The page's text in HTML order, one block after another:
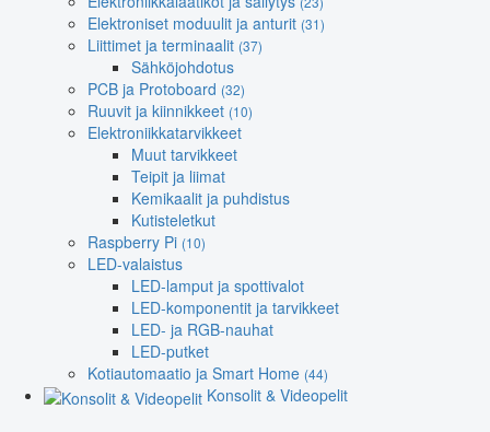
Elektroniset moduulit ja anturit (31)
Liittimet ja terminaalit (37)
Sähköjohdotus
PCB ja Protoboard (32)
Ruuvit ja kiinnikkeet (10)
Elektroniikkatarvikkeet
Muut tarvikkeet
Teipit ja liimat
Kemikaalit ja puhdistus
Kutisteletkut
Raspberry Pi (10)
LED-valaistus
LED-lamput ja spottivalot
LED-komponentit ja tarvikkeet
LED- ja RGB-nauhat
LED-putket
Kotiautomaatio ja Smart Home (44)
Konsolit & Videopelit